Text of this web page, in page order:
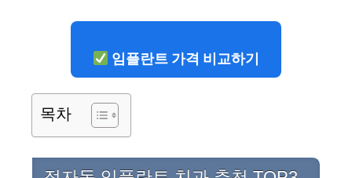
임플란트 가격 비교하기
목차